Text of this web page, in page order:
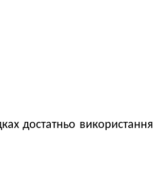
достатньо використання